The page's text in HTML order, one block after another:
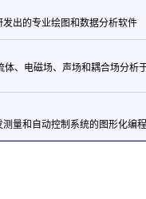
出的专业绘图和数据分析软件
体、电磁场、声场和耦合场分析
量和自动控制系统的图形化编